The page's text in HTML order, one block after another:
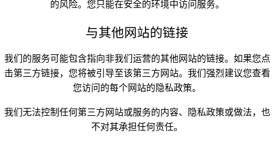
的风险。您只能在安全的环境中访问服务。
与其他网站的链接
我们的服务可能包含指向非我们运营的其他网站的链接。如果您点
击第三方链接，您将被引导至该第三方网站。我们强烈建议您查看
您访问的每个网站的隐私政策。
我们无法控制任何第三方网站或服务的内容、隐私政策或做法，也
不对其承担任何责任。